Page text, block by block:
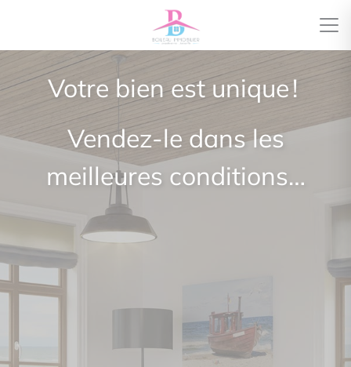
Votre bien est unique !
Vendez-le dans les
meilleures conditions…